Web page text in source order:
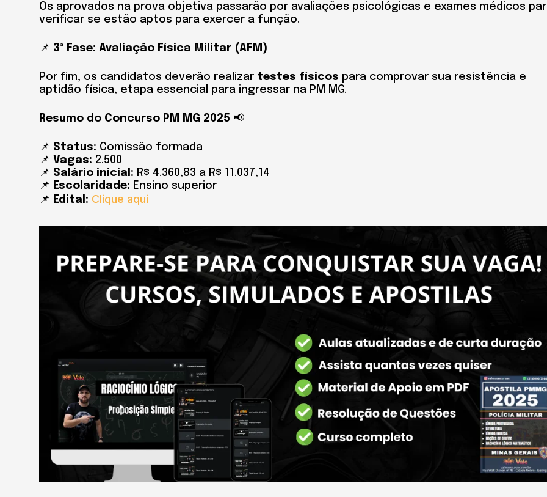
Os aprovados na prova objetiva passarão por avaliações psicológicas e exames médicos
verificar se estão aptos para exercer a função.
📌 3ª Fase: Avaliação Física Militar (AFM)
Por fim, os candidatos deverão realizar testes físicos para comprovar sua resistência e
aptidão física, etapa essencial para ingressar na PM MG.
Resumo do Concurso PM MG 2025 📢
📌 Status: Comissão formada
📌 Vagas: 2.500
📌 Salário inicial: R$ 4.360,83 a R$ 11.037,14
📌 Escolaridade: Ensino superior
📌 Edital: Clique aqui